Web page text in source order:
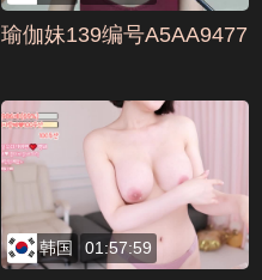
瑜伽妹139编号A5AA9477
韩国 01:57:59